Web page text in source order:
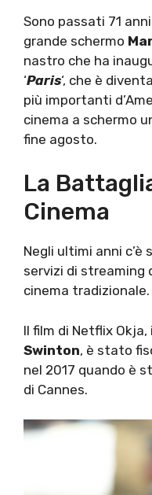
Sono passati 71
grande schermo
nastro che ha
‘Paris‘, che è
più importanti
cinema a schermo
fine agosto.
La
Cinema
Negli ultimi anni c’è
servizi di streaming
cinema tradizionale.
Il film di Netflix
Swinton, è stato
nel 2017 quando è
di Cannes.